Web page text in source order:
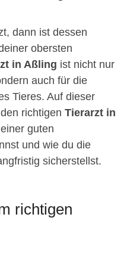
dann ist dessen
obersten
in Aßling ist nicht nur
auch für die
Tieres. Auf dieser
richtigen Tierarzt in
guten
und wie du die
sicherstellst.
richtigen